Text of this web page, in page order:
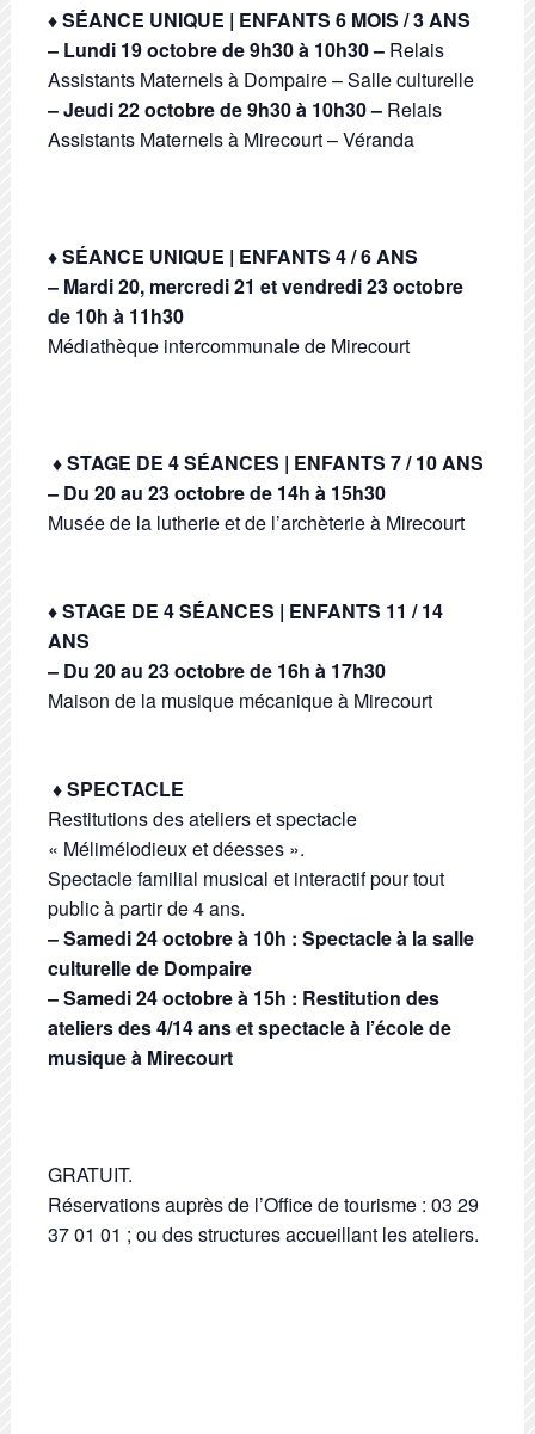
♦ SÉANCE UNIQUE | ENFANTS 6 MOIS / 3 ANS
– Lundi 19 octobre de 9h30 à 10h30 – Relais
Assistants Maternels à Dompaire – Salle culturelle
– Jeudi 22 octobre de 9h30 à 10h30 – Relais
Assistants Maternels à Mirecourt – Véranda
♦ SÉANCE UNIQUE | ENFANTS 4 / 6 ANS
– Mardi 20, mercredi 21 et vendredi 23 octobre
de 10h à 11h30
Médiathèque intercommunale de Mirecourt
♦ STAGE DE 4 SÉANCES | ENFANTS 7 / 10 ANS
– Du 20 au 23 octobre de 14h à 15h30
Musée de la lutherie et de l’archèterie à Mirecourt
♦ STAGE DE 4 SÉANCES | ENFANTS 11 / 14
ANS
– Du 20 au 23 octobre de 16h à 17h30
Maison de la musique mécanique à Mirecourt
♦ SPECTACLE
Restitutions des ateliers et spectacle
« Mélimélodieux et déesses ».
Spectacle familial musical et interactif pour tout
public à partir de 4 ans.
– Samedi 24 octobre à 10h : Spectacle à la salle
culturelle de Dompaire
–Samedi 24 octobre à 15h : Restitution des
ateliers des 4/14 ans et spectacle à l’école de
musique à Mirecourt
GRATUIT.
Réservations auprès de l’Office de tourisme : 03 29
37 01 01 ; ou des structures accueillant les ateliers.